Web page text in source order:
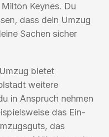
Keynes. Du
dass dein Umzug
Sachen sicher
bietet
weitere
in Anspruch nehmen
das Ein-
das